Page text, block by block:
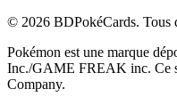
© 2026 BDPokéCards. Tous
Pokémon est une marque
Inc./GAME FREAK inc. Ce
Company.